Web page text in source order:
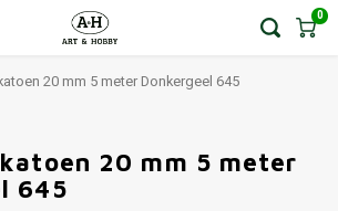
0
20 mm 5 meter Donkergeel 645
20 mm 5 meter
645